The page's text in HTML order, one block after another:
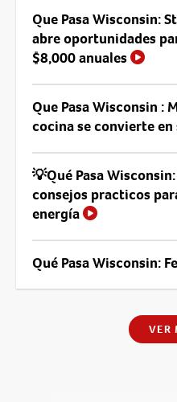
Que Pasa Wisconsin:
abre oportunidades
$8,000 anuales
Que Pasa Wisconsin :
cocina se convierte
💡Qué Pasa
consejos practicos
energía
Qué Pasa Wisconsin:
VER